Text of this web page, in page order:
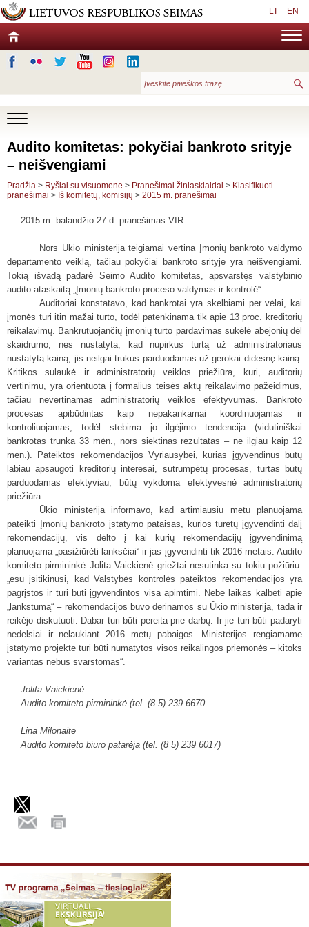
LT EN
Audito komitetas: pokyčiai bankroto srityje
– neišvengiami
Pradžia > Ryšiai su visuomene > Pranešimai žiniasklaidai > Klasifikuoti
pranešimai > Iš komitetų, komisijų > 2015 m. pranešimai
2015 m. balandžio 27 d. pranešimas VIR
Nors Ūkio ministerija teigiamai vertina Įmonių bankroto valdymo
departamento veiklą, tačiau pokyčiai bankroto srityje yra neišvengiami.
Tokią išvadą padarė Seimo Audito komitetas, apsvarstęs valstybinio
audito ataskaitą „Įmonių bankroto proceso valdymas ir kontrolė“.
Auditoriai konstatavo, kad bankrotai yra skelbiami per vėlai, kai
įmonės turi itin mažai turto, todėl patenkinama tik apie 13 proc. kreditorių
reikalavimų. Bankrutuojančių įmonių turto pardavimas sukėlė abejonių dėl
skaidrumo, nes nustatyta, kad nupirkus turtą už administratoriaus
nustatytą kainą, jis neilgai trukus parduodamas už gerokai didesnę kainą.
Kritikos sulaukė ir administratorių veiklos priežiūra, kuri, auditorių
vertinimu, yra orientuota į formalius teisės aktų reikalavimo pažeidimus,
tačiau nevertinamas administratorių veiklos efektyvumas. Bankroto
procesas apibūdintas kaip nepakankamai koordinuojamas ir
kontroliuojamas, todėl stebima jo ilgėjimo tendencija (vidutiniškai
bankrotas trunka 33 mėn., nors siektinas rezultatas – ne ilgiau kaip 12
mėn.). Pateiktos rekomendacijos Vyriausybei, kurias įgyvendinus būtų
labiau apsaugoti kreditorių interesai, sutrumpėtų procesas, turtas būtų
parduodamas efektyviau, būtų vykdoma efektyvesnė administratorių
priežiūra.
Ūkio ministerija informavo, kad artimiausiu metu planuojama
pateikti Įmonių bankroto įstatymo pataisas, kurios turėtų įgyvendinti dalį
rekomendacijų, vis dėlto į kai kurių rekomendacijų įgyvendinimą
planuojama „pasižiūrėti lanksčiai“ ir jas įgyvendinti tik 2016 metais. Audito
komiteto pirmininkė Jolita Vaickienė griežtai nesutinka su tokiu požiūriu:
„esu įsitikinusi, kad Valstybės kontrolės pateiktos rekomendacijos yra
pagrįstos ir turi būti įgyvendintos visa apimtimi. Nebe laikas kalbėti apie
„lankstumą“ – rekomendacijos buvo derinamos su Ūkio ministerija, tada ir
reikėjo diskutuoti. Dabar turi būti pereita prie darbų. Ir jie turi būti padaryti
nedelsiai ir nelaukiant 2016 metų pabaigos. Ministerijos rengiamame
įstatymo projekte turi būti numatytos visos reikalingos priemonės – kitoks
variantas nebus svarstomas“.
Jolita Vaickienė
Audito komiteto pirmininkė (tel. (8 5) 239 6670
Lina Milonaitė
Audito komiteto biuro patarėja (tel. (8 5) 239 6017)